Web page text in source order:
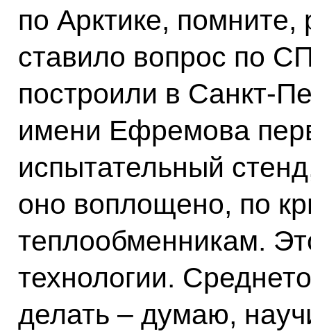
по Арктике,
ставило вопрос по
построили в Санкт-
имени Ефремова
испытательный
оно воплощено, по
теплообменникам.
технологии.
делать – думаю,